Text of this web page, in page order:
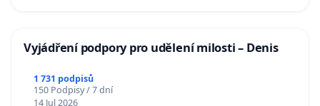
Vyjádření podpory pro udělení milosti – Denis
1 731 podpisů
150 Podpisy / 7 dní
14 Jul 2026